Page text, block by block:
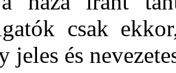
csak
jeles és